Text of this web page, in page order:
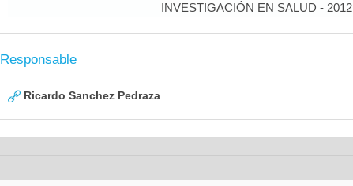
INVESTIGACIÓN EN SALUD - 2012
Responsable
Ricardo Sanchez Pedraza